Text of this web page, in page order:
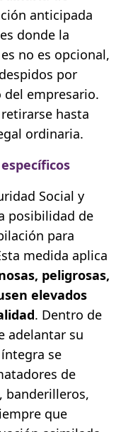
anticipada
donde la
no es opcional,
por
empresario.
hasta
ordinaria.
Social y
posibilidad de
para
medida aplica
peligrosas,
elevados
. Dentro de
adelantar su
se
de
banderilleros,
que